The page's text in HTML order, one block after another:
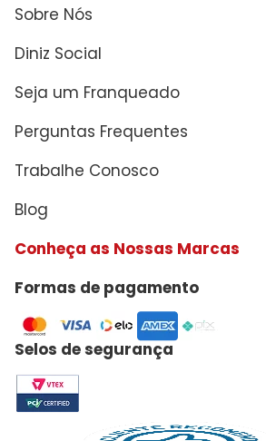
Sobre Nós
Diniz Social
Seja um Franqueado
Perguntas Frequentes
Trabalhe Conosco
Blog
Conheça as Nossas Marcas
Formas de pagamento
Selos de segurança